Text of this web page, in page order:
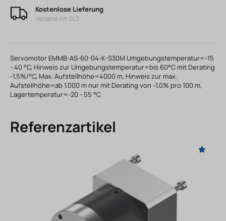
Kostenlose Lieferung
Versand mit GLS
Servomotor EMMB-AS-60-04-K-S30M Umgebungstemperatur=-15
- 40 °C, Hinweis zur Umgebungstemperatur=bis 60°C mit Derating
-1,5%/°C, Max. Aufstellhöhe=4000 m, Hinweis zur max.
Aufstellhöhe=ab 1.000 m nur mit Derating von -1,0% pro 100 m,
Lagertemperatur=-20 - 55 °C
Referenzartikel